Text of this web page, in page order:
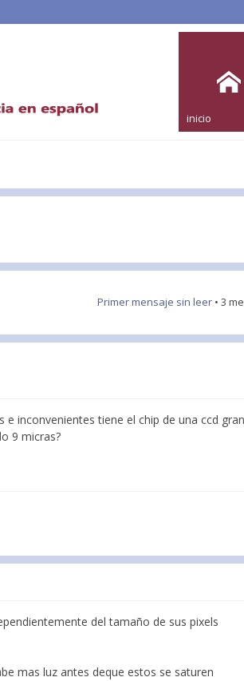
inicio
Primer mensaje sin leer • 3
inconvenientes tiene el chip de una ccd
9 micras?
del tamaño de sus pixels
mas luz antes deque estos se saturen